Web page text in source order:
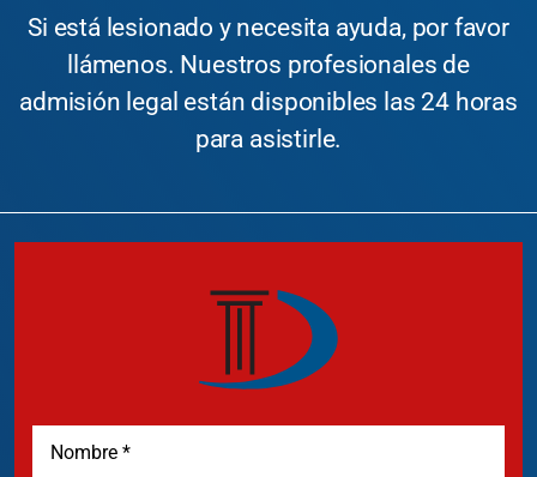
Si está lesionado y necesita ayuda, por favor
llámenos. Nuestros profesionales de
admisión legal están disponibles las 24 horas
para asistirle.